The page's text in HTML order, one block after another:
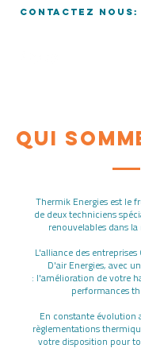
Contactez nous:
QUI
Thermik Energies est le
de deux techniciens
renouvelables dans la
L'alliance des
D'air Energies, avec
: l'amélioration de votre
performances
En constante évolution
règlementations
votre disposition pour